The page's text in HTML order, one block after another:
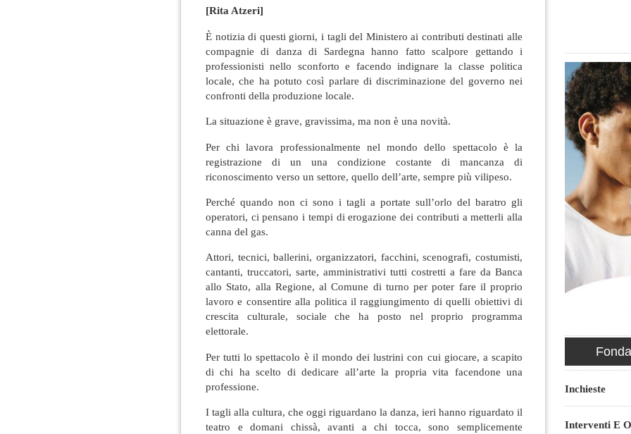
[Rita Atzeri]
È notizia di questi giorni, i tagli del Ministero ai contributi destinati alle
compagnie di danza di Sardegna hanno fatto scalpore gettando i
professionisti nello sconforto e facendo indignare la classe politica
locale, che ha potuto così parlare di discriminazione del governo nei
confronti della produzione locale.
La situazione è grave, gravissima, ma non è una novità.
Per chi lavora professionalmente nel mondo dello spettacolo è la
registrazione di un una condizione costante di mancanza di
riconoscimento verso un settore, quello dell’arte, sempre più vilipeso.
Perché quando non ci sono i tagli a portate sull’orlo del baratro gli
operatori, ci pensano i tempi di erogazione dei contributi a metterli alla
canna del gas.
Attori, tecnici, ballerini, organizzatori, facchini, scenografi, costumisti,
cantanti, truccatori, sarte, amministrativi tutti costretti a fare da Banca
allo Stato, alla Regione, al Comune di turno per poter fare il proprio
lavoro e consentire alla politica il raggiungimento di quelli obiettivi di
crescita culturale, sociale che ha posto nel proprio programma
elettorale.
Per tutti lo spettacolo è il mondo dei lustrini con cui giocare, a scapito
di chi ha scelto di dedicare all’arte la propria vita facendone una
professione.
I tagli alla cultura, che oggi riguardano la danza, ieri hanno riguardato il
teatro e domani chissà, avanti a chi tocca, sono semplicemente
Inchieste
Interventi E